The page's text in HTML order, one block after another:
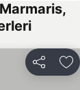
Paylaş